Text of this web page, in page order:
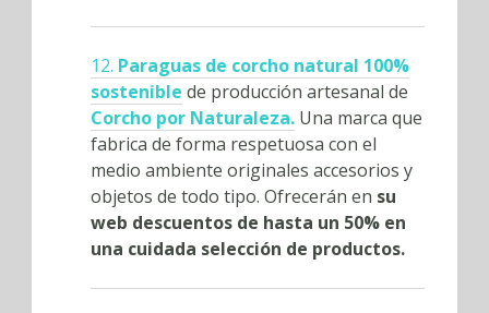
12. Paraguas de corcho natural 100%
sostenible de producción artesanal de
Corcho por Naturaleza. Una marca que
fabrica de forma respetuosa con el
medio ambiente originales accesorios y
objetos de todo tipo. Ofrecerán en su
web descuentos de hasta un 50% en
una cuidada selección de productos.